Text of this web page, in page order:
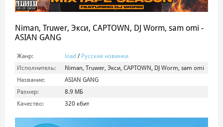
Niman, Truwer, Экси, CAPTOWN, DJ Worm, sam omi -
ASIAN GANG
Жанр: load / Русские новинки
Исполнитель:
Niman, Truwer, Экси, CAPTOWN, DJ Worm, sam omi
Название:
ASIAN GANG
Размер:
8.9 МБ
Качество:
320 кбит